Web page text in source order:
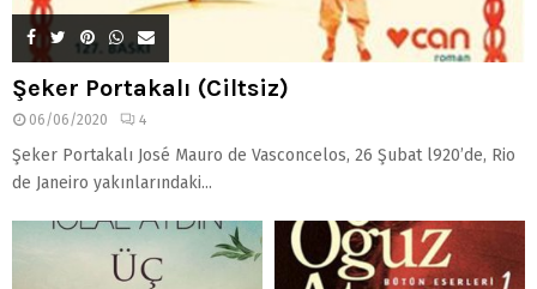
Şeker Portakalı (Ciltsiz)
06/06/2020 4
Şeker Portakalı José Mauro de Vasconcelos, 26 Şubat l920’de, Rio
de Janeiro yakınlarındaki...